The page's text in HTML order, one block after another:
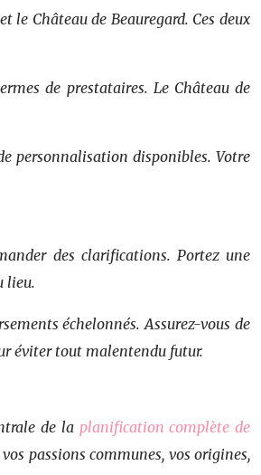
le Château de Beauregard. Ces deux
de prestataires. Le Château de
personnalisation disponibles. Votre
des clarifications. Portez une
lieu.
échelonnés. Assurez-vous de
éviter tout malentendu futur.
de la planification complète de
passions communes, vos origines,